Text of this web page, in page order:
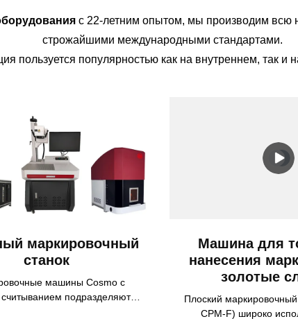
с 22-летним опытом, мы производим всю
строжайшими международными стандартами.
пользуется популярностью как на внутреннем, так и
маркировочный
станок
машины Cosmo с
подразделяются
Машина для
нанесения
золотые
Плоский
CPM-F) широко